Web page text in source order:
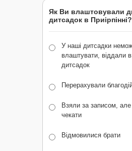
Як Ви влаштовували
дитсадок в Приірпінні?
У наші дитсадки
влаштувати, віддали в
дитсадок
Перерахували
Взяли за записом,
чекати
Відмовилися брати